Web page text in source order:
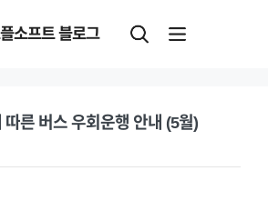
소프트 블로그
따른 버스 우회운행 안내 (5월)